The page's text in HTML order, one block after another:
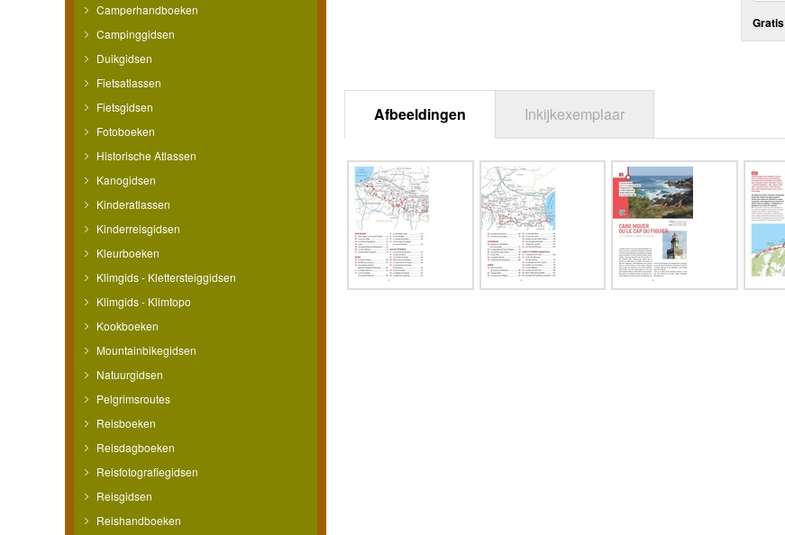
Camperhandboeken
Campinggidsen
Duikgidsen
Fietsatlassen
Fietsgidsen
Fotoboeken
Historische Atlassen
Kanogidsen
Kinderatlassen
Kinderreisgidsen
Kleurboeken
Klimgids - Klettersteiggidsen
Klimgids - Klimtopo
Kookboeken
Mountainbikegidsen
Natuurgidsen
Pelgrimsroutes
Reisboeken
Reisdagboeken
Reisfotografiegidsen
Reisgidsen
Reishandboeken
Gratis
Afbeeldingen Inkijkexemplaar